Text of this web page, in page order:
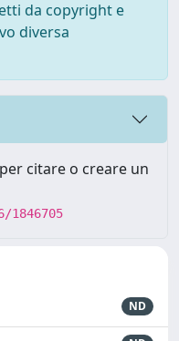
da copyright e
diversa
citare o creare un
ND